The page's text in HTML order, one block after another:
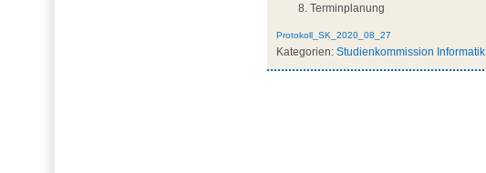
Terminplanung
Protokoll_SK_2020_08_27
Kategorien: Studienkommission Informatik